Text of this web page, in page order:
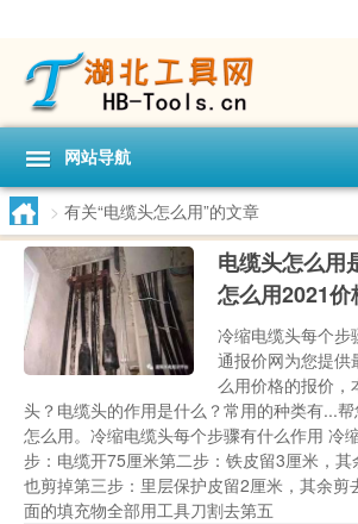
网站导航
> 有关“电缆头怎么用”的文章
电缆头怎么用
怎么用2021
冷缩电缆头每个步
通报价网为您提供
么用价格的报价，
头？电缆头的作用是什么？常用的种类有...
怎么用。冷缩电缆头每个步骤有什么作用 冷
步：电缆开75厘米第二步：铁皮留3厘米，
也剪掉第三步：里层保护皮留2厘米，其余剪
面的填充物全部用工具刀割去第五